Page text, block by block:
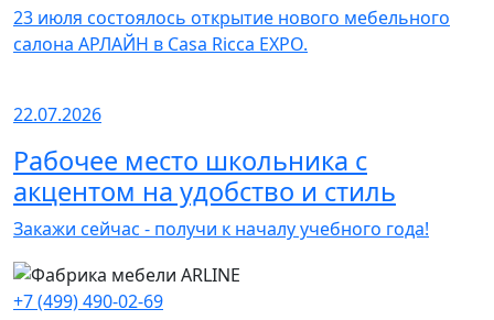
23 июля состоялось открытие нового мебельного
салона АРЛАЙН в Casa Ricca EXPO.
22.07.2026
Рабочее место школьника с
акцентом на удобство и стиль
Закажи сейчас - получи к началу учебного года!
+7 (499) 490-02-69